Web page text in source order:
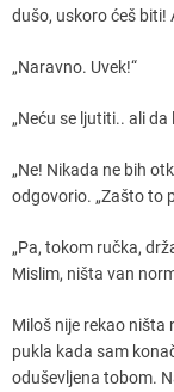
dušo, uskoro ćeš biti!
„Naravno. Uvek!“
„Neću se ljutiti.. ali
„Ne! Nikada ne bih
odgovorio. „Zašto to
„Pa, tokom ručka,
Mislim, ništa van
Miloš nije rekao ništa
pukla kada sam
oduševljena tobom.